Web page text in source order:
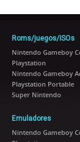
Roms/juegos/ISOs
Nintendo Gameboy
Playstation
Nintendo Gameboy
Playstation Portable
Super Nintendo
Emuladores
Nintendo Gameboy